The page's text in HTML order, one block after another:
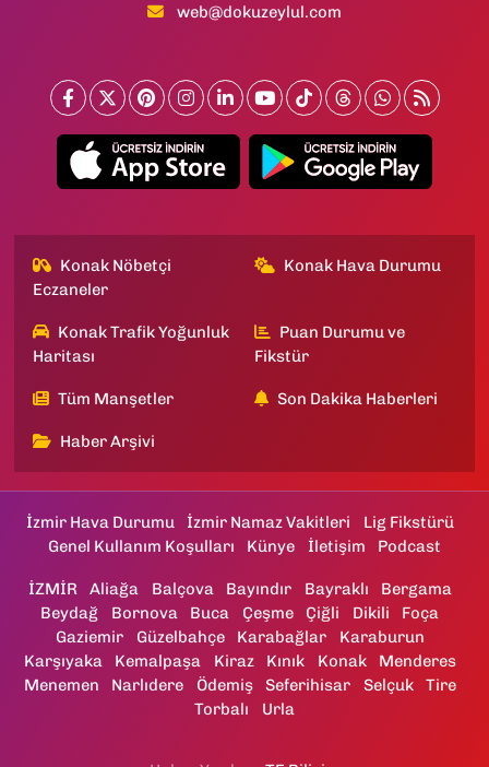
web@dokuzeylul.com
Konak Nöbetçi
Eczaneler
Konak Hava Durumu
Konak Trafik Yoğunluk
Haritası
Puan Durumu ve
Fikstür
Tüm Manşetler Son Dakika Haberleri
Haber Arşivi
İzmir Hava Durumu İzmir Namaz Vakitleri
Lig Fikstürü
Genel Kullanım Koşulları
Künye İletişim Podcast
İZMİR Aliağa Balçova Bayındır Bayraklı
Bergama
Beydağ
Bornova Buca Çeşme Çiğli Dikili
Foça
Gaziemir
Güzelbahçe Karabağlar
Karaburun
Karşıyaka
Kemalpaşa Kiraz Kınık Konak
Menderes
Menemen
Narlıdere Ödemiş Seferihisar Selçuk
Tire
Torbalı
Urla